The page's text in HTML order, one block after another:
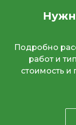
Подробно
работ и
стоимость